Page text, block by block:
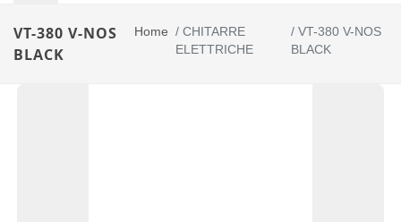
VT-380 V-NOS
BLACK
Home / CHITARRE
ELETTRICHE
/ VT-380 V-NOS
BLACK